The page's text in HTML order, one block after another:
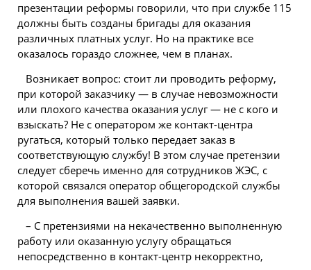
презентации реформы говорили, что при службе 115
должны быть созданы бригады для оказания
различных платных услуг. Но на практике все
оказалось гораздо сложнее, чем в планах.
Возникает вопрос: стоит ли проводить реформу,
при которой заказчику — в случае невозможности
или плохого качества оказания услуг — не с кого и
взыскать? Не с оператором же контакт-центра
ругаться, который только передает заказ в
соответствующую службу! В этом случае претензии
следует сберечь именно для сотрудников ЖЭС, с
которой связался оператор общегородской службы
для выполнения вашей заявки.
– С претензиями на некачественно выполненную
работу или оказанную услугу обращаться
непосредственно в контакт-центр некорректно,